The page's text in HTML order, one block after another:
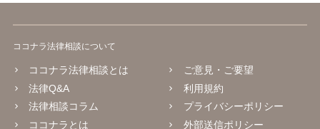
ココナラ法律相談について
ココナラ法律相談とは
法律Q&A
法律相談コラム
ココナラとは
ご意見・ご要望
利用規約
プライバシーポリシー
外部送信ポリシー